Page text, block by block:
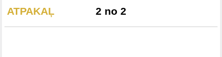
ATPAKAĻ 2 no 2